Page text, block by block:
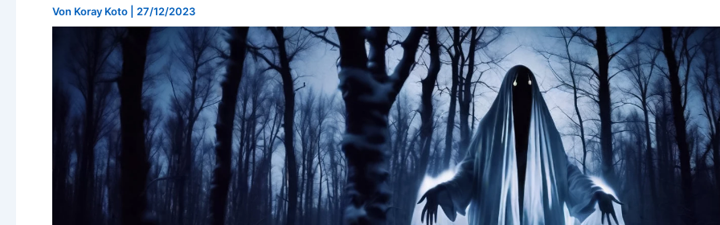
Von Koray Koto 27/12/2023